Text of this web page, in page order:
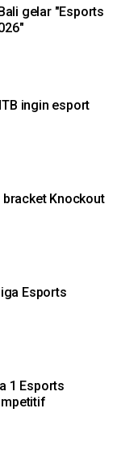
gelar "Esports
ingin esport
Knockout
Esports
1 Esports